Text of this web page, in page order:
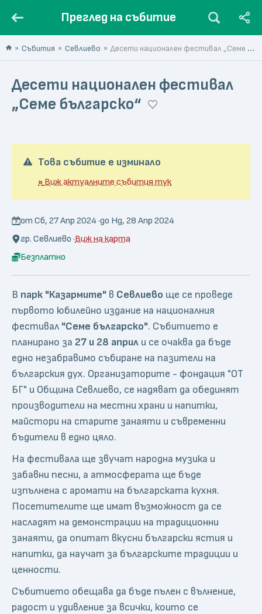
Преглед на събитие
Събития Севлиево Десети национален фестивал „Семе българско“
Десети национален фестивал
„Семе българско“
Това събитие е изминало
»Виж актуалните събития тук
от Сб, 27 Апр 2024 ·до Нд, 28 Апр 2024
гр. Севлиево ·Виж на карта
Безплатно
В парк "Казармите" в Севлиево ще се проведе
първото юбилейно издание на националния
фестивал "Семе българско". Събитието е
планирано за 27 и 28 април и се очаква да бъде
едно незабравимо събиране на пазители на
българския дух. Организаторите - фондация "ОТ
БГ" и Община Севлиево, се надяват да обединят
производители на местни храни и напитки,
майстори на старите занаяти и съвременни
бъдители в едно цяло.
На фестивала ще звучат народна музика и
забавни песни, а атмосферата ще бъде
изпълнена с аромати на българската кухня.
Посетителите ще имат възможност да се
насладят на демонстрации на традиционни
занаяти, да опитат вкусни български ястия и
напитки, да научат за българските традиции и
ценности.
Събитието обещава да бъде пълен с вълнение,
радост и удивление за всички, които се